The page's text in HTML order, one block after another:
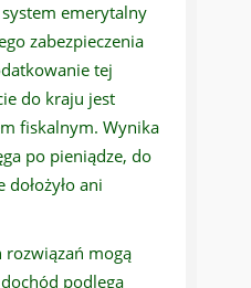
emerytalny
zabezpieczenia
tej
do kraju jest
fiskalnym. Wynika
po pieniądze, do
ani
rozwiązań mogą
podlega